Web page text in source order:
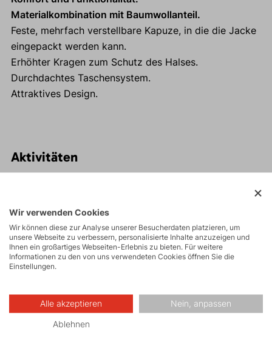
Materialkombination mit Baumwollanteil.
Feste, mehrfach verstellbare Kapuze, in die die Jacke
eingepackt werden kann.
Erhöhter Kragen zum Schutz des Halses.
Durchdachtes Taschensystem.
Attraktives Design.
Aktivitäten
Wandern
Wir verwenden Cookies
Wir können diese zur Analyse unserer Besucherdaten platzieren, um
unsere Webseite zu verbessern, personalisierte Inhalte anzuzeigen und
Ihnen ein großartiges Webseiten-Erlebnis zu bieten. Für weitere
Informationen zu den von uns verwendeten Cookies öffnen Sie die
Einstellungen.
Alle akzeptieren Nein, anpassen
Ablehnen